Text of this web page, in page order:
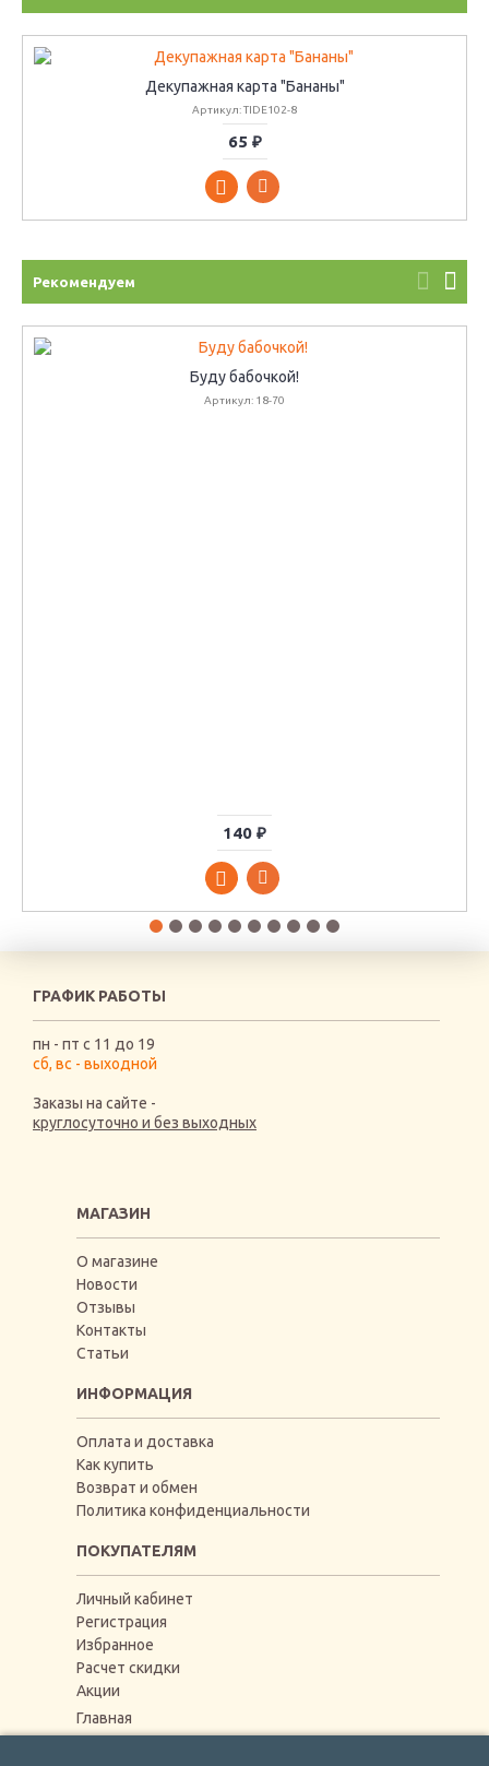
Декупажная карта "Бананы"
Артикул: TIDE102-8
65 ₽
Рекомендуем
Буду бабочкой!
Артикул: 18-70
140 ₽
ГРАФИК РАБОТЫ
пн - пт с 11 до 19
сб, вс - выходной
Заказы на сайте -
круглосуточно и без выходных
МАГАЗИН
О магазине
Новости
Отзывы
Контакты
Статьи
ИНФОРМАЦИЯ
Оплата и доставка
Как купить
Возврат и обмен
Политика конфиденциальности
ПОКУПАТЕЛЯМ
Личный кабинет
Регистрация
Избранное
Расчет скидки
Акции
Главная